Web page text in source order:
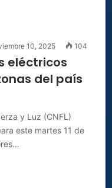
10, 2025 104
eléctricos
del país
y Luz (CNFL)
este martes 11 de